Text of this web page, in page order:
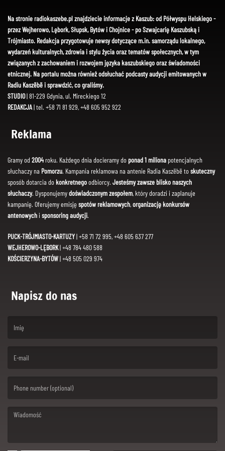
Na stronie radiokaszebe.pl znajdziecie informacje z Kaszub: od Półwyspu Helskiego -
przez Wejherowo, Lębork, Słupsk, Bytów i Chojnice - po Szwajcarię Kaszubską i
Trójmiasto. Redakcja przygotowuje newsy dotyczące m.in. samorządu lokalnego,
wydarzeń kulturalnych, zdrowia i stylu życia oraz tematów społecznych, w tym
związanych z zachowaniem i rozwojem języka kaszubskiego oraz świadomości
etnicznej. Na portalu można również odsłuchać podcasty audycji emitowanych w
Radiu Kaszëbë i sprawdzić, co graliśmy.
STUDIO| 81-229 Gdynia, ul. Mireckiego 12
REDAKCJA| tel. +58 71 81 929, +48 605 952 922
Reklama
Gramy od 2004roku. Każdego dnia docieramy do ponad 1 miliona potencjalnych
słuchaczy na Pomorzu. Kampania reklamowa na antenie Radia Kaszëbë toskuteczny
sposób dotarcia dokonkretnegoodbiorcy. Jesteśmy zawsze blisko naszych
słuchaczy. Dysponujemydoświadczonym zespołem, który doradzi i zaplanuje
kampanię. Oferujemy emisję spotów reklamowych,organizację konkursów
antenowychi sponsoring audycji.
PUCK-TRÓJMIASTO-KARTUZY| +58 71 72 995, +48 605 637 277
WEJHEROWO-LĘBORK| +48 784 480 588
KOŚCIERZYNA-BYTÓW| +48 505 029 974
Napisz do nas